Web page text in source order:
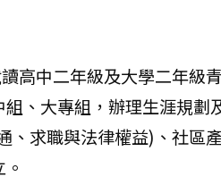
高中二年級及大學二年級
、大專組，辦理生涯規劃
、求職與法律權益)、社區